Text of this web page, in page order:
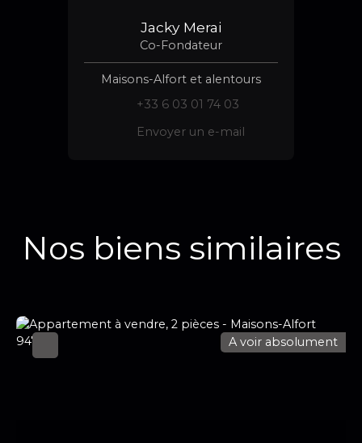
Jacky Merai
Co-Fondateur
Maisons-Alfort et alentours
+33 6 03 01 74 03
Envoyer un e-mail
Nos biens similaires
A voir absolument